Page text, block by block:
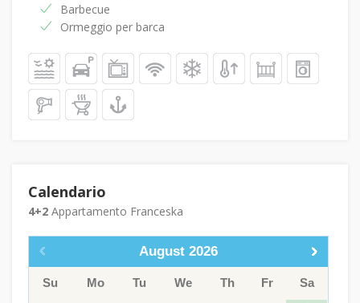
Barbecue
Ormeggio per barca
Calendario
4+2 Appartamento Franceska
August 2026
Su Mo Tu We Th Fr Sa